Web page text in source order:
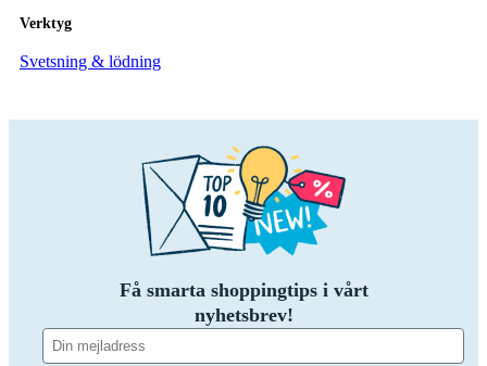
Verktyg
Svetsning & lödning
Få smarta shoppingtips i vårt
nyhetsbrev!